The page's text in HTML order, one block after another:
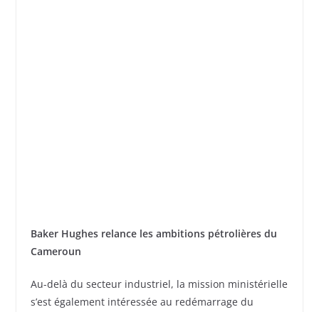
Baker Hughes relance les ambitions pétrolières du
Cameroun
Au-delà du secteur industriel, la mission ministérielle
s’est également intéressée au redémarrage du